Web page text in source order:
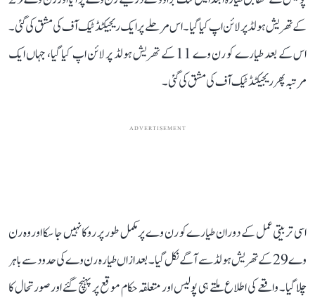
کے تھریش ہولڈ پر لائن اپ کیا گیا۔ اس مرحلے پر ایک ریجیکٹڈ ٹیک آف کی مشق کی گئی۔
اس کے بعد طیارے کو رن وے 11 کے تھریش ہولڈ پر لائن اپ کیا گیا، جہاں ایک
مرتبہ پھر ریجیکٹڈ ٹیک آف کی مشق کی گئی۔
ADVERTISEMENT
اسی تربیتی عمل کے دوران طیارے کو رن وے پر مکمل طور پر روکا نہیں جا سکا اور وہ رن
وے 29 کے تھریش ہولڈ سے آگے نکل گیا۔ بعد ازاں طیارہ رن وے کی حدود سے باہر
چلا گیا۔ واقعے کی اطلاع ملتے ہی پولیس اور متعلقہ حکام موقع پر پہنچ گئے اور صورتحال کا